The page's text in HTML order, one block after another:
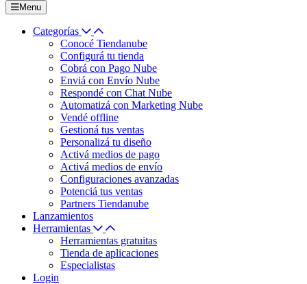
Menu
Categorías
Conocé Tiendanube
Configurá tu tienda
Cobrá con Pago Nube
Enviá con Envío Nube
Respondé con Chat Nube
Automatizá con Marketing Nube
Vendé offline
Gestioná tus ventas
Personalizá tu diseño
Activá medios de pago
Activá medios de envío
Configuraciones avanzadas
Potenciá tus ventas
Partners Tiendanube
Lanzamientos
Herramientas
Herramientas gratuitas
Tienda de aplicaciones
Especialistas
Login